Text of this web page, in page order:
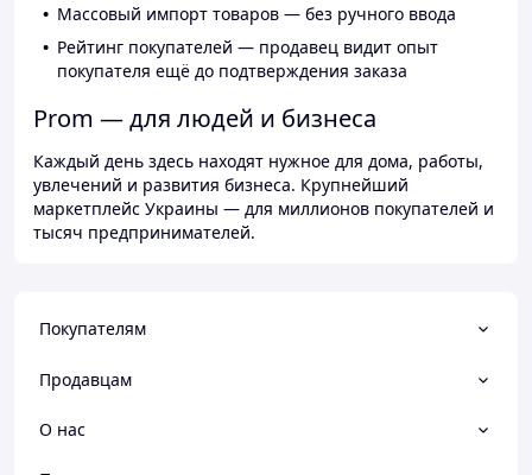
Массовый импорт товаров — без ручного ввода
Рейтинг покупателей — продавец видит опыт
покупателя ещё до подтверждения заказа
Prom — для людей и бизнеса
Каждый день здесь находят нужное для дома, работы,
увлечений и развития бизнеса. Крупнейший
маркетплейс Украины — для миллионов покупателей и
тысяч предпринимателей.
Покупателям
Продавцам
О нас